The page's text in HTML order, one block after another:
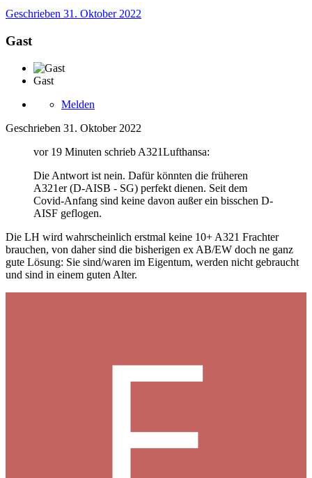
Geschrieben 31. Oktober 2022
Gast
Gast
Melden
Geschrieben 31. Oktober 2022
vor 19 Minuten schrieb A321Lufthansa:
Die Antwort ist nein. Dafür könnten die früheren
A321er (D-AISB - SG) perfekt dienen. Seit dem
Covid-Anfang sind keine davon außer ein bisschen D-
AISF geflogen.
Die LH wird wahrscheinlich erstmal keine 10+ A321 Frachter
brauchen, von daher sind die bisherigen ex AB/EW doch ne ganz
gute Lösung: Sie sind/waren im Eigentum, werden nicht gebraucht
und sind in einem guten Alter.